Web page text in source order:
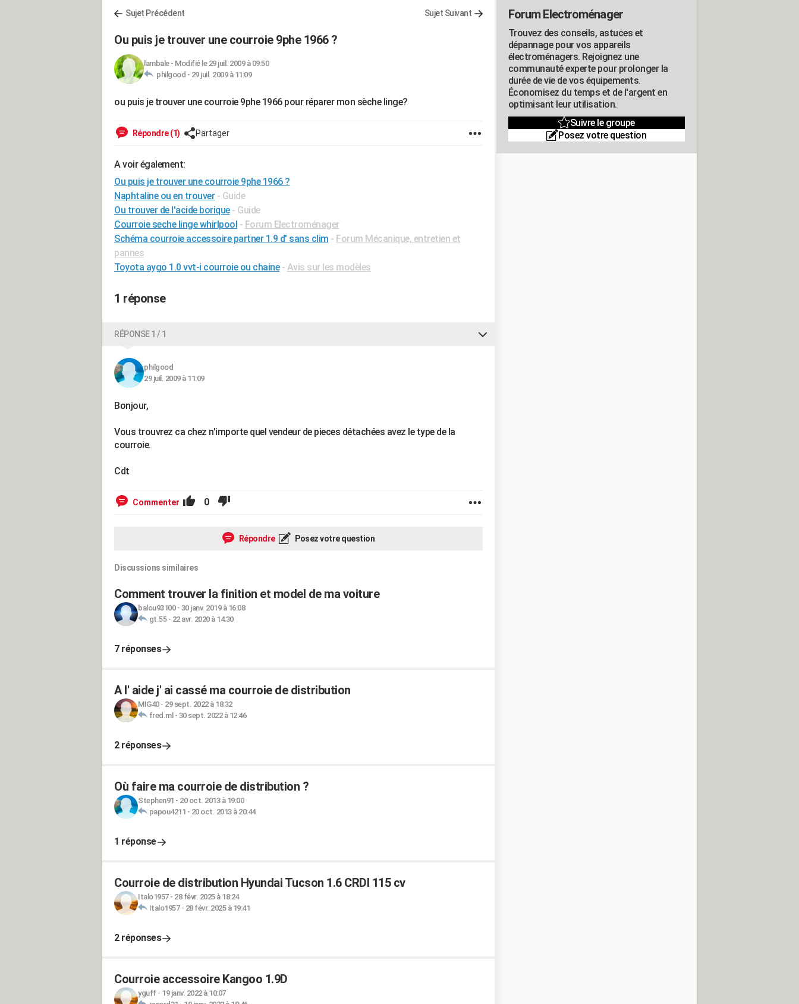
Sujet Précédent Sujet Suivant
Ou puis je trouver une courroie 9phe 1966 ?
lambale- Modifié le 29 juil. 2009 à 09:50
philgood - 29 juil. 2009 à 11:09
ou puis je trouver une courroie 9phe 1966 pour réparer mon sèche linge?
Répondre (1) Partager
A voir également:
Ou puis je trouver une courroie 9phe 1966 ?
Naphtaline ou en trouver - Guide
Ou trouver de l'acide borique - Guide
Courroie seche linge whirlpool - Forum Electroménager
Schéma courroie accessoire partner 1.9 d' sans clim - Forum Mécanique, entretien et
pannes
Toyota aygo 1.0 vvt-i courroie ou chaine - Avis sur les modèles
1 réponse
RÉPONSE 1 / 1
philgood
29 juil. 2009 à 11:09
Bonjour,
Vous trouvrez ca chez n'importe quel vendeur de pieces détachées avez le type de la
courroie.
Cdt
Commenter 0
Répondre Posez votre question
Discussions similaires
Comment trouver la finition et model de ma voiture
balou93100- 30 janv. 2019 à 16:08
gt.55- 22 avr. 2020 à 14:30
7 réponses
A l' aide j' ai cassé ma courroie de distribution
MIG40- 29 sept. 2022 à 18:32
fred.ml - 30 sept. 2022 à 12:46
2 réponses
Où faire ma courroie de distribution ?
Stephen91 - 20 oct. 2013 à 19:00
papou4211 - 20 oct. 2013 à 20:44
1 réponse
Courroie de distribution Hyundai Tucson 1.6 CRDI 115 cv
Italo1957- 28 févr. 2025 à 18:24
Italo1957- 28 févr. 2025 à 19:41
2 réponses
Courroie accessoire Kangoo 1.9D
yguff- 19 janv. 2022 à 10:07
Forum Electroménager
Trouvez des conseils, astuces et
dépannage pour vos appareils
électroménagers. Rejoignez une
communauté experte pour prolonger la
durée de vie de vos équipements.
Économisez du temps et de l'argent en
optimisant leur utilisation.
Suivre le groupe
Posez votre question